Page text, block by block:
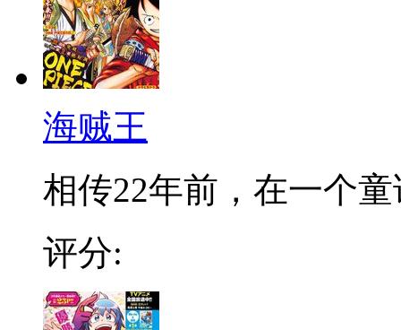
海贼王
相传22年前，在一个
评分: